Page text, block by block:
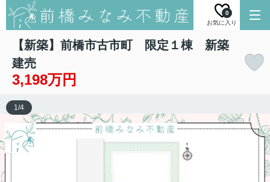
お気に入り
0
【新築】前橋市古市町 限定１棟 新築
建売
3,198万円
1/4